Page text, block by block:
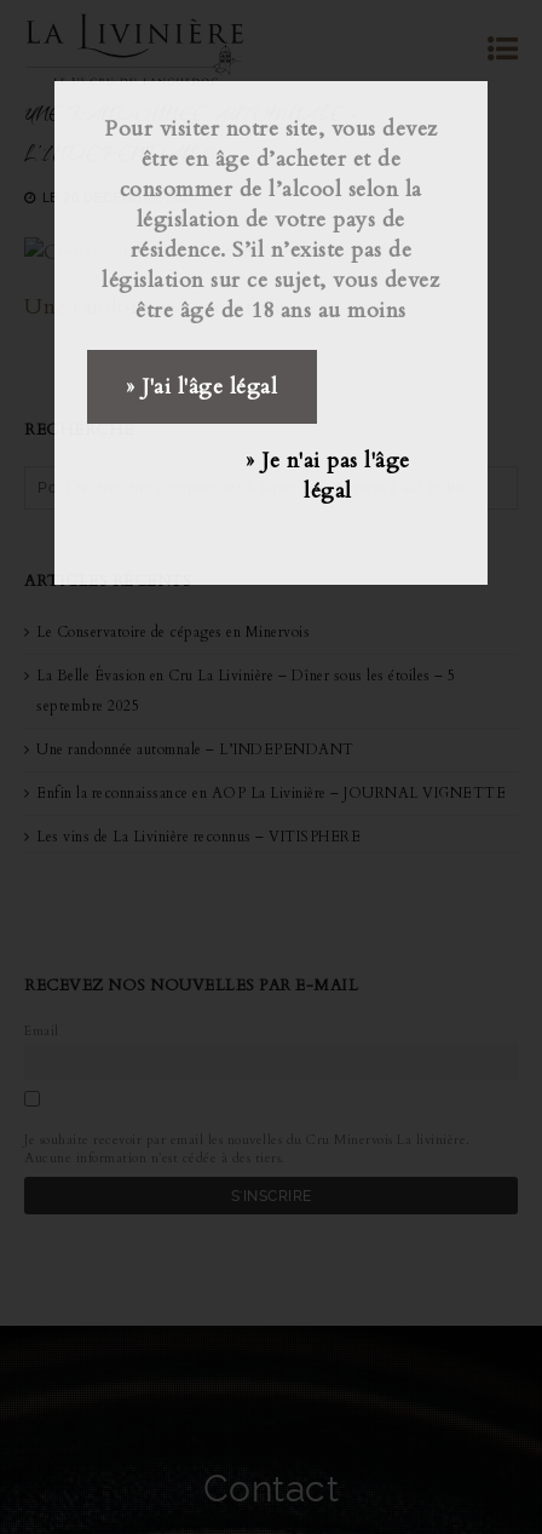
Pour visiter notre site, vous devez
être en âge d’acheter et de
consommer de l’alcool selon la
législation de votre pays de
résidence. S’il n’existe pas de
législation sur ce sujet, vous devez
être âgé de 18 ans au moins
» J'ai l'âge légal
» Je n'ai pas l'âge
légal
UNE RANDONNÉE AUTOMNALE –
L’INDEPENDANT
LE 20 DÉCEMBRE 2024
Une randonnée automnale
RECHERCHE
ARTICLES RÉCENTS
Le Conservatoire de cépages en Minervois
La Belle Évasion en Cru La Livinière – Dîner sous les étoiles – 5
septembre 2025
Une randonnée automnale – L’INDEPENDANT
Enfin la reconnaissance en AOP La Livinière – JOURNAL VIGNETTE
Les vins de La Livinière reconnus – VITISPHERE
RECEVEZ NOS NOUVELLES PAR E-MAIL
Email
Je souhaite recevoir par email les nouvelles du Cru Minervois La livinière.
Aucune information n’est cédée à des tiers.
Contact